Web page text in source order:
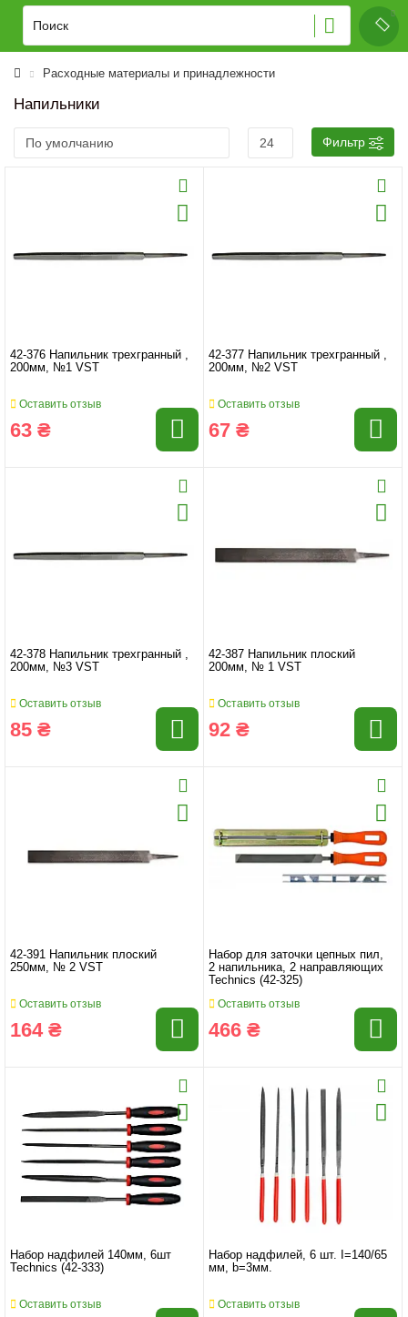
Расходные материалы и принадлежности
Напильники
Фильтр
42-376 Напильник трехгранный ,
200мм, №1 VST
Оставить отзыв
63 ₴
42-377 Напильник трехгранный ,
200мм, №2 VST
Оставить отзыв
67 ₴
42-378 Напильник трехгранный ,
200мм, №3 VST
Оставить отзыв
85 ₴
42-387 Напильник плоский
200мм, № 1 VST
Оставить отзыв
92 ₴
42-391 Напильник плоский
250мм, № 2 VST
Оставить отзыв
164 ₴
Набор для заточки цепных пил,
2 напильника, 2 направляющих
Technics (42-325)
Оставить отзыв
466 ₴
Набор надфилей 140мм, 6шт
Technics (42-333)
Оставить отзыв
Набор надфилей, 6 шт. I=140/65
мм, b=3мм.
Оставить отзыв